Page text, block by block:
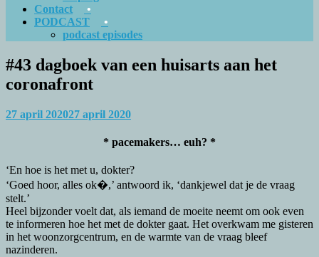
Contact
PODCAST
podcast episodes
#43 dagboek van een huisarts aan het
coronafront
27 april 202027 april 2020
* pacemakers… euh? *
‘En hoe is het met u, dokter?
‘Goed hoor, alles ok�,’ antwoord ik, ‘dankjewel dat je de vraag
stelt.’
Heel bijzonder voelt dat, als iemand de moeite neemt om ook even
te informeren hoe het met de dokter gaat. Het overkwam me gisteren
in het woonzorgcentrum, en de warmte van de vraag bleef
nazinderen.